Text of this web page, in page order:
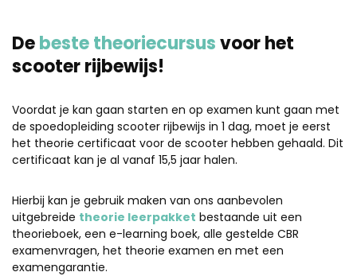
Debeste theoriecursusvoor het
scooter rijbewijs!
Voordat je kan gaan starten en op examen kunt gaan met
de spoedopleiding scooter rijbewijs in 1 dag, moet je eerst
het theorie certificaat voor de scooter hebben gehaald. Dit
certificaat kan je al vanaf 15,5 jaar halen.
Hierbij kan je gebruik maken van ons aanbevolen
uitgebreide theorie leerpakket bestaande uit een
theorieboek, een e-learning boek, alle gestelde CBR
examenvragen, het theorie examen en met een
examengarantie.